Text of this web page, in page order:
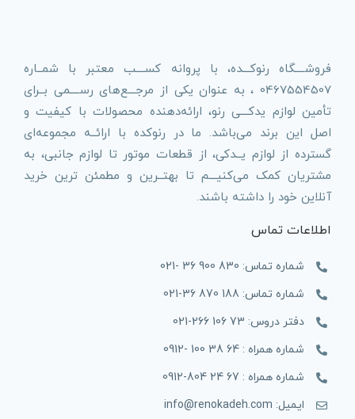
فروشــــگاه رنوکـــده، با پروانه کســــب معتبر با شمــاره
0467554507 ، به عنوان یکی از مرجـــع‌های رســــمی بــرای
تأمین لوازم یدکـــی رنو، ارائه‌دهنده محصولات با کیفیت و
اصل این برند می‌باشد. ما در رنوکده با ارائــه مجموعه‌ای
گسترده از لوازم یــدکی، از قطعات موتور تا لوازم جانبی، به
مشتریان کمک می‌کنیـــم تا بهتــرین و مطمئن ترین خرید
آنلاین خود را داشته باشند.
اطلاعات تماس
شماره تماس: 830 900 36 -021
شماره تماس: 188 870 36-021
دفتر دروس: 73 106 266-021
شماره همراه : 64 38 100 -0912
شماره همراه : 67 24 804-0912
ایمیل: info@renokadeh.com